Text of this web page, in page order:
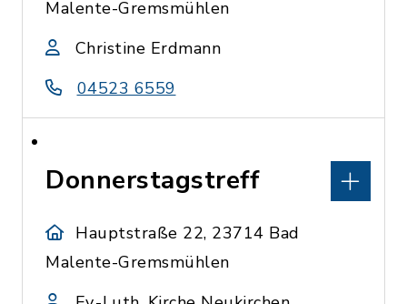
Malente-Gremsmühlen
Christine Erdmann
04523 6559
Donnerstagstreff
Hauptstraße 22, 23714 Bad
Malente-Gremsmühlen